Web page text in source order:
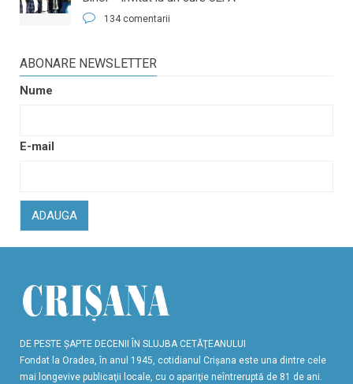
134 comentarii
ABONARE NEWSLETTER
Nume
E-mail
ADAUGA
DE PESTE ŞAPTE DECENII ÎN SLUJBA CETĂŢEANULUI
Fondat la Oradea, în anul 1945, cotidianul Crişana este una dintre cele
mai longevive publicaţii locale, cu o apariţie neîntreruptă de 81 de ani.